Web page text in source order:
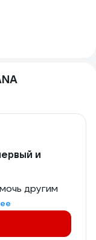
и
другим